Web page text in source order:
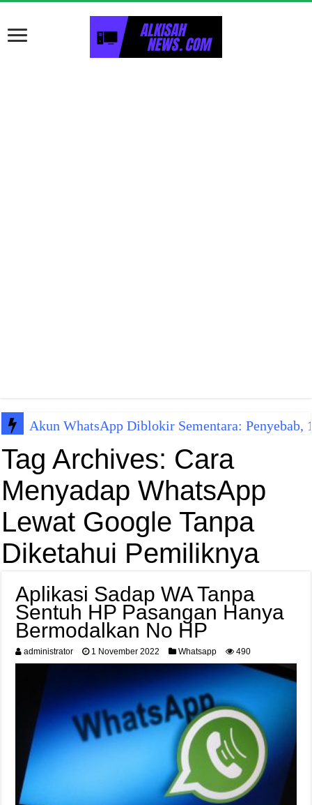
Akun WhatsApp Diblokir Sementara:
Tag Archives: Cara
Menyadap WhatsApp
Lewat Google Tanpa
Diketahui Pemiliknya
Aplikasi Sadap WA Tanpa
Sentuh HP Pasangan Hanya
Bermodalkan No HP
administrator 1 November 2022 Whatsapp 490